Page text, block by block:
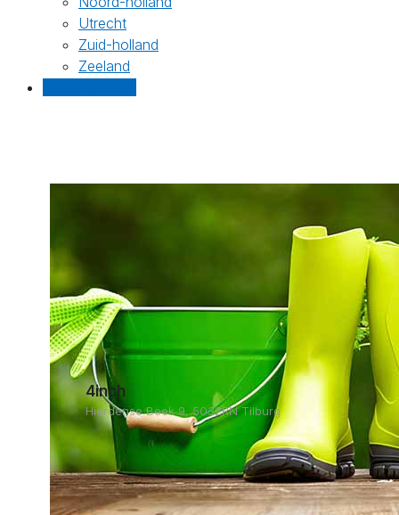
Utrecht
Zuid-holland
Zeeland
4inch
Hierdense Beek 9, 5032RN Tilburg